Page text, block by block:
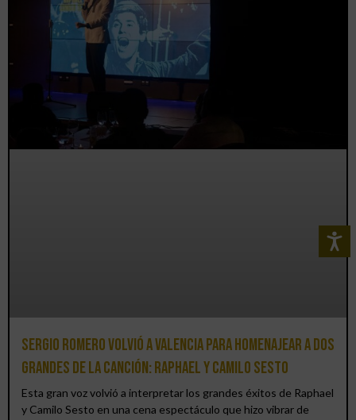
Sergio Romero volvió a Valencia para homenajear a dos
grandes de la canción: Raphael y Camilo Sesto
Esta gran voz volvió a interpretar los grandes éxitos de Raphael
y Camilo Sesto en una cena espectáculo que hizo vibrar de